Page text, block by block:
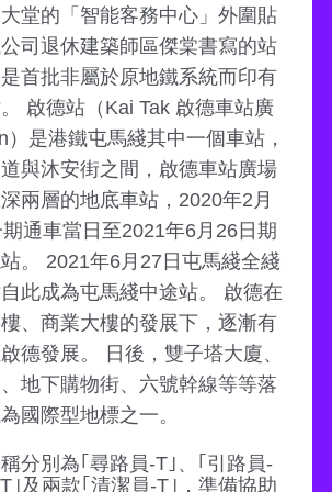
堂的「智能客務中心」外圍貼
司退休建築師區傑棠書寫的站
首批非屬於原地鐵系統而印有
啟德站（Kai Tak 啟德車站廣
是港鐵屯馬綫其中一個車站，
與沐安街之間，啟德車站廣場
兩層的地底車站，2020年2月
通車當日至2021年6月26日期
。 2021年6月27日屯馬綫全綫
此成為屯馬綫中途站。 啟德在
、商業大樓的發展下，逐漸有
德發展。 日後，雙子塔大廈、
地下購物街、六號幹線等等落
國際型地標之一。
分別為｢尋路員-T｣、｢引路員-
｣及兩款｢清潔員-T｣，準備協助